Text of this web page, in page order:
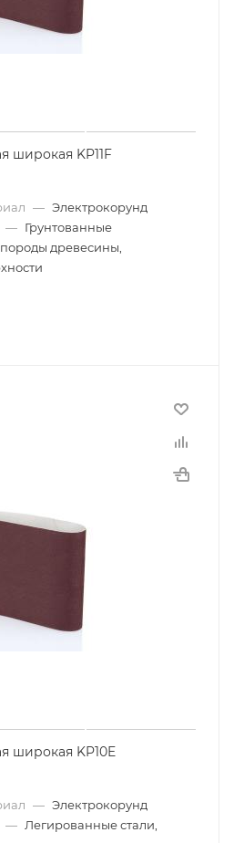
широкая KP11F
— Электрокорунд
— Грунтованные
древесины,
широкая KP10E
— Электрокорунд
— Легированные стали,